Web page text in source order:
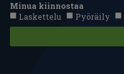
Minua kiinnostaa
Laskettelu
Pyöräily